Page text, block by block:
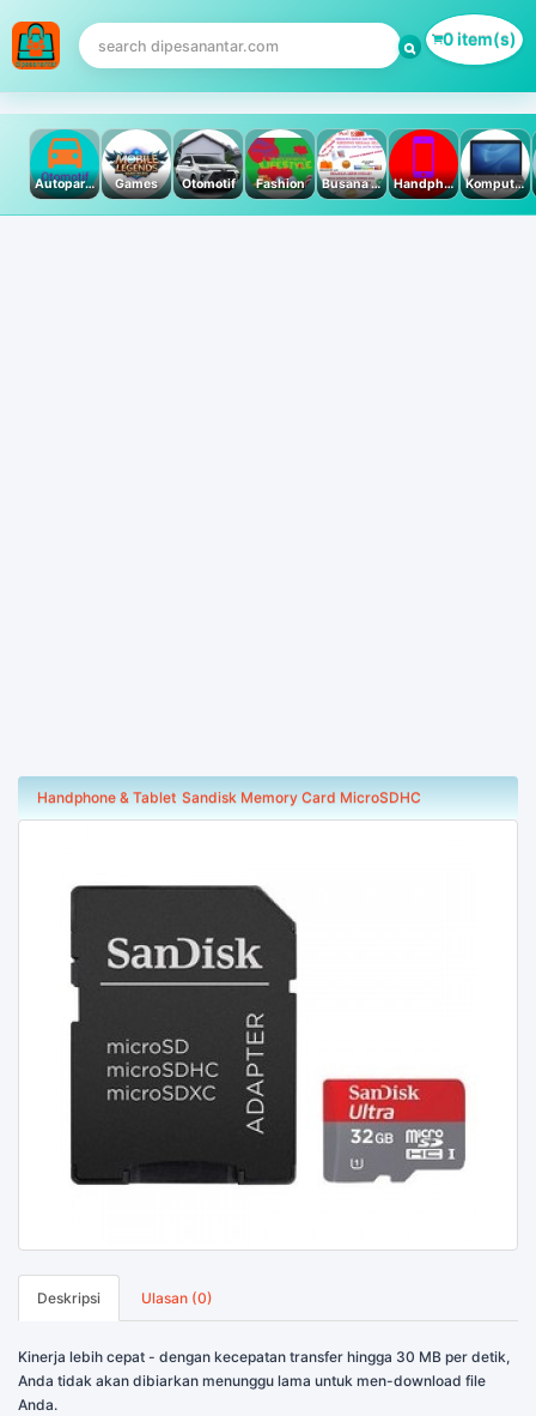
0 item(s)
Autoparts Games Otomotif Fashion Busana Muslim Handphone & Tablet Komputer PC & Laptop
Handphone & Tablet Sandisk Memory Card MicroSDHC
Deskripsi Ulasan (0)
Kinerja lebih cepat - dengan kecepatan transfer hingga 30 MB per detik,
Anda tidak akan dibiarkan menunggu lama untuk men-download file
Anda.